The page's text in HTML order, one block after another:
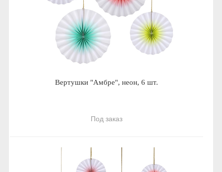
Вертушки "Амбре", неон, 6 шт.
Под заказ